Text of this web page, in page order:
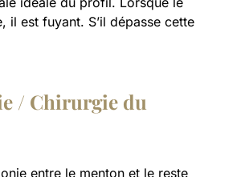
il est fuyant. S’il dépasse cette
/ Chirurgie du
entre le menton et le reste